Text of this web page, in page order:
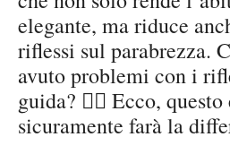
elegante, ma riduce
riflessi sul parabrezza.
avuto problemi con i
guida? 🙋‍♀️ Ecco,
sicuramente farà la